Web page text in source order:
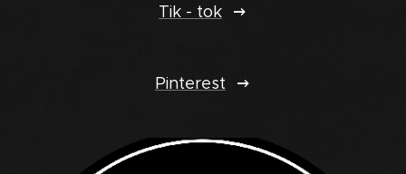
Tik - tok
Pinterest